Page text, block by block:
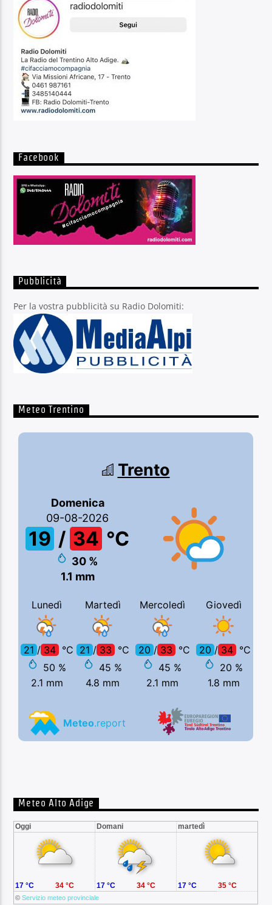
Facebook
Pubblicità
Per la vostra pubblicità su Radio Dolomiti:
Meteo Trentino
Meteo Alto Adige
Oggi Domani martedì
©Servizio meteo provinciale
17 °C 34 °C 17 °C 34 °C 17 °C 35 °C